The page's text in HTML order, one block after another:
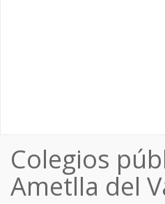
Colegios
Ametlla del